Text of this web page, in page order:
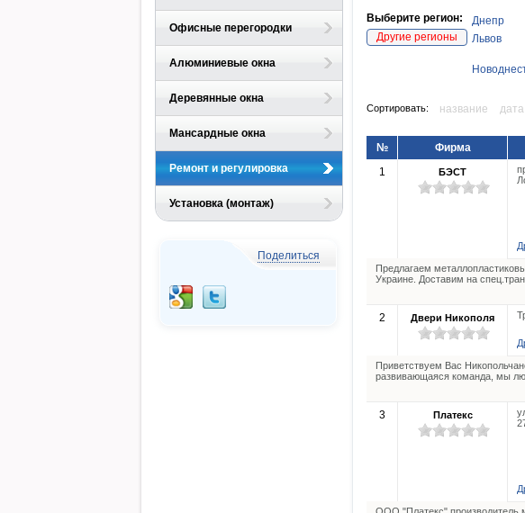
Офисные перегородки
Алюминиевые окна
Деревянные окна
Мансардные окна
Ремонт и регулировка
Установка (монтаж)
Поделиться
Выберите регион:
Другие регионы
Днепр
Львов
Сортировать: название дата
№ Фирма
1
БЭСТ
Предлагаем
Украине. Доставим на
2 Двери Никополя
Приветствуем Вас
развивающаяся команда, мы
3 Платекс